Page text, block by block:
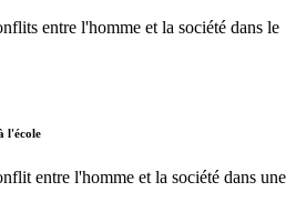
entre l'homme et la société dans le
l'école
entre l'homme et la société dans une